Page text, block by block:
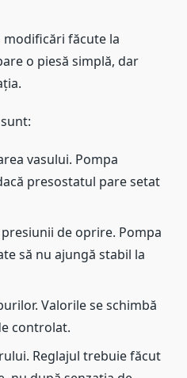
făcute la
o piesă simplă, dar
vasului. Pompa
presostatul pare setat
de oprire. Pompa
să nu ajungă stabil la
Valorile se schimbă
controlat.
Reglajul trebuie făcut